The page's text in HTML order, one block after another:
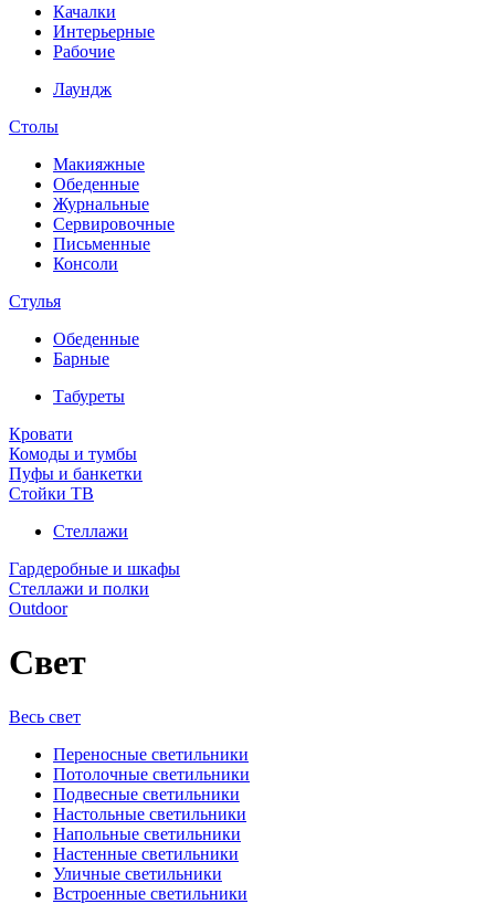
Качалки
Интерьерные
Рабочие
Лаундж
Столы
Макияжные
Обеденные
Журнальные
Сервировочные
Письменные
Консоли
Стулья
Обеденные
Барные
Табуреты
Кровати
Комоды и тумбы
Пуфы и банкетки
Стойки ТВ
Стеллажи
Гардеробные и шкафы
Стеллажи и полки
Outdoor
Свет
Весь свет
Переносные светильники
Потолочные светильники
Подвесные светильники
Настольные светильники
Напольные светильники
Настенные светильники
Уличные светильники
Встроенные светильники